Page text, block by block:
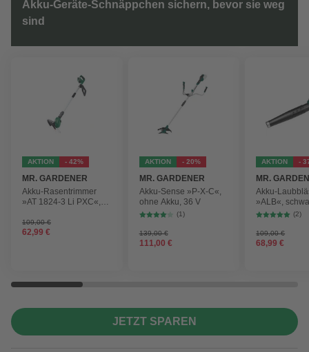
Akku-Geräte-Schnäppchen sichern, bevor sie weg
sind
AKTION - 42%
MR. GARDENER
Akku-Rasentrimmer
»AT 1824-3 Li PXC«,
109,00 €
62,99 €
AKTION - 20%
MR. GARDENER
Akku-Sense »P-X-C«,
ohne Akku, 36 V
(1)
139,00 €
111,00 €
AKTION -
MR.
Akku-
»ALB«,
max.
210 km/h
(2)
109,00 €
68,99 €
JETZT SPAREN